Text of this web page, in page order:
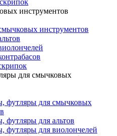
инструментов
инструментов
для смычковых
футляры для смычковых
футляры для альтов
футляры для виолончелей